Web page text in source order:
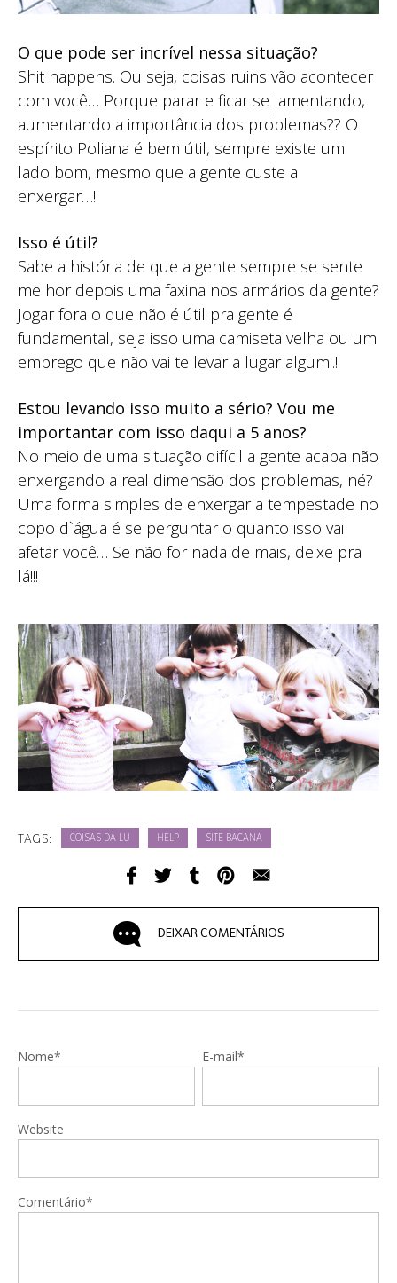
O que pode ser incrível nessa situação?
Shit happens. Ou seja, coisas ruins vão acontecer
com você… Porque parar e ficar se lamentando,
aumentando a importância dos problemas?? O
espírito Poliana é bem útil, sempre existe um
lado bom, mesmo que a gente custe a
enxergar…!
Isso é útil?
Sabe a história de que a gente sempre se sente
melhor depois uma faxina nos armários da gente?
Jogar fora o que não é útil pra gente é
fundamental, seja isso uma camiseta velha ou um
emprego que não vai te levar a lugar algum..!
Estou levando isso muito a sério? Vou me
importantar com isso daqui a 5 anos?
No meio de uma situação difícil a gente acaba não
enxergando a real dimensão dos problemas, né?
Uma forma simples de enxergar a tempestade no
copo d`água é se perguntar o quanto isso vai
afetar você… Se não for nada de mais, deixe pra
lá!!!
TAGS: COISAS DA LU HELP SITE BACANA
DEIXAR COMENTÁRIOS
Nome* E-mail*
Website
Comentário*